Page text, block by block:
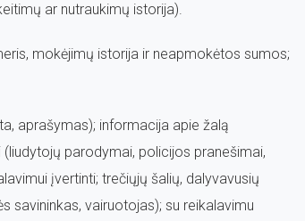
ar nutraukimų istorija).
mokėjimų istorija ir neapmokėtos sumos;
aprašymas); informacija apie žalą
parodymai, policijos pranešimai,
įvertinti; trečiųjų šalių, dalyvavusių
savininkas, vairuotojas); su reikalavimu